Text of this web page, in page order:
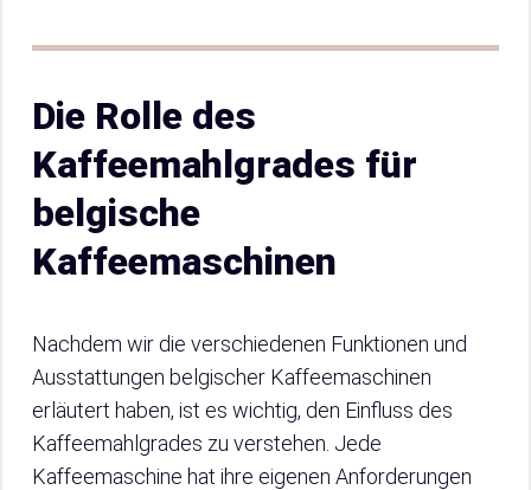
Die Rolle des
Kaffeemahlgrades für
belgische
Kaffeemaschinen
Nachdem wir die verschiedenen Funktionen und
Ausstattungen belgischer Kaffeemaschinen
erläutert haben, ist es wichtig, den Einfluss des
Kaffeemahlgrades zu verstehen. Jede
Kaffeemaschine hat ihre eigenen Anforderungen